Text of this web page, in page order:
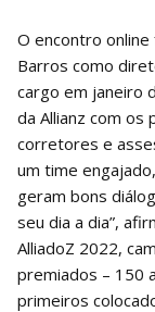
O encontro
Barros como
cargo em janeiro
da Allianz com os
corretores e
um time
geram bons
seu dia a dia”,
AlliadoZ 2022,
premiados – 150
primeiros